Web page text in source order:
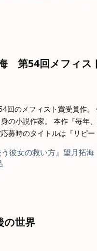
第54回メフィス
回のメフィスト賞受賞作。
の小説作家。 本作『毎年
募時のタイトルは『リピ
の世界